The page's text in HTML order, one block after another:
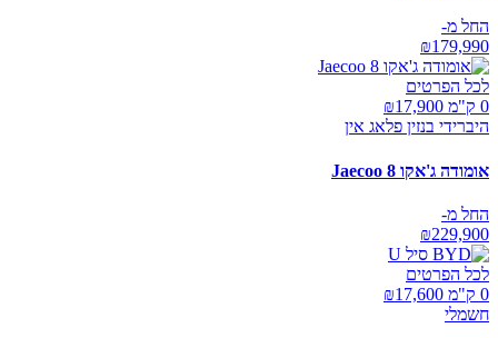
החל מ-
₪179,990
לכל הפרטים
0 ק"מ ₪
17,900
היברידי בנזין פלאג אין
אומודה ג'אקו Jaecoo 8
החל מ-
₪229,900
לכל הפרטים
0 ק"מ ₪
17,600
חשמלי